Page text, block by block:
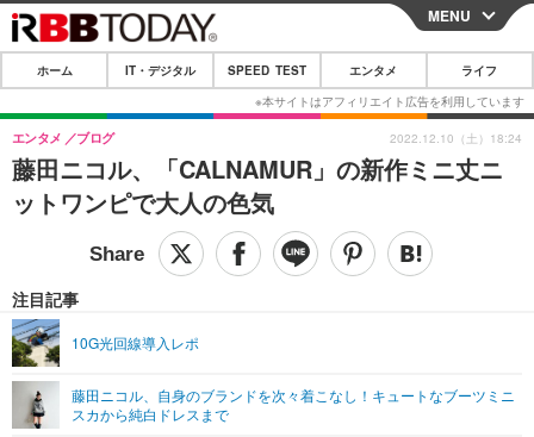
CLOSE
ホーム
IT・デジタル
IT・デジタルTOP スマートフォン
ショッピング その他
SPEED TEST
エンタメTOP 映画・ドラマ
グラビア
ライフTOP
その他
リリース一覧
プッシュ通知の停止方法
MENU
ホーム IT・デジタル SPEED TEST エンタメ ライフ
藤田ニコル、「CALNAMUR」の新作ミニ丈ニ
ットワンピで大人の色気
エンタメ ブログ
注目記事
10G光回線導入レポ
藤田ニコル、自身のブランドを次々着こなし！キュートなブーツミニ
スカから純白ドレスまで
2022.12.10（土）18:24